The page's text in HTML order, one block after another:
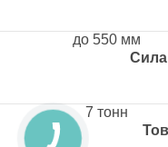
до 550 мм
7 тонн